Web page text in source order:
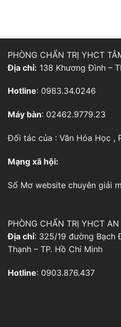
PHÒNG CHẨN TRỊ YHCT
Địa chỉ: 138 Khương Đình –
Hotline: 0983.34.0246
Máy bàn: 02462.9779.23
Đối tác của : Văn Hóa Học ,
Mạng xã hội:
Sổ Mơ website chuyên giải
PHÒNG CHẨN TRỊ YHCT
Địa chỉ: 325/19 đường Bạch
Thạnh – TP. Hồ Chí Minh
Hotline: 0903.876.437